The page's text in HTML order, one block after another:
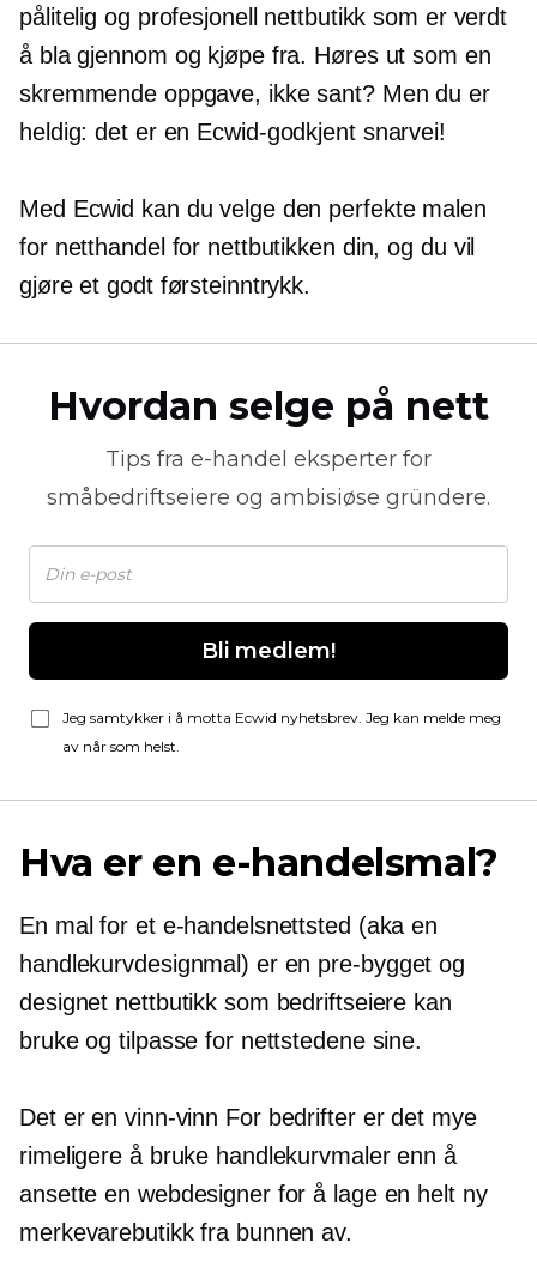
pålitelig og profesjonell nettbutikk som er verdt
å bla gjennom og kjøpe fra. Høres ut som en
skremmende oppgave, ikke sant? Men du er
heldig: det er en Ecwid-godkjentsnarvei!
Med Ecwid kan du velge den perfekte malen
for netthandel for nettbutikken din, og du vil
gjøre et godt førsteinntrykk.
Hvordan selge på nett
Tips fra e-handel eksperter for
småbedriftseiere og ambisiøse gründere.
Bli medlem!
Jeg samtykker i å motta Ecwid nyhetsbrev. Jeg kan melde meg
av når som helst.
Hva er en e-handelsmal?
En mal for et e-handelsnettsted (aka en
handlekurvdesignmal) er en pre-bygget og
designet nettbutikk som bedriftseiere kan
bruke og tilpasse for nettstedene sine.
Det er envinn-vinn For bedrifter er det mye
rimeligere å bruke handlekurvmaler enn å
ansette en webdesigner for å lage en helt ny
merkevarebutikk fra bunnen av.